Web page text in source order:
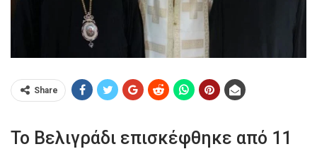
Share
Το Βελιγράδι επισκέφθηκε από 11